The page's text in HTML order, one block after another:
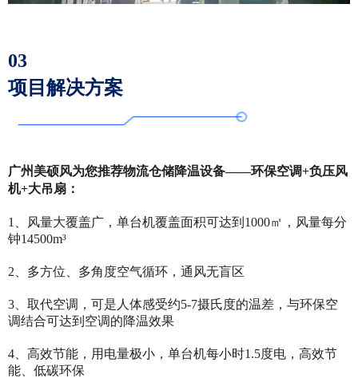
03
项目解决方案
广州美硕风为您推荐物流仓储降温设备——环保空调+负压风
机+大吊扇：
1、风量大覆盖广，单台机覆盖面积可达到1000㎡，风量每分
钟14500m³
2、多方位、多角度空气循环，通风无盲区
3、取代空调，可是人体感受约5-7摄氏度的温差，与环保空
调结合可达到空调的降温效果
4、高效节能，用电量极小，单台机每小时1.5度电，高效节
能、低碳环保